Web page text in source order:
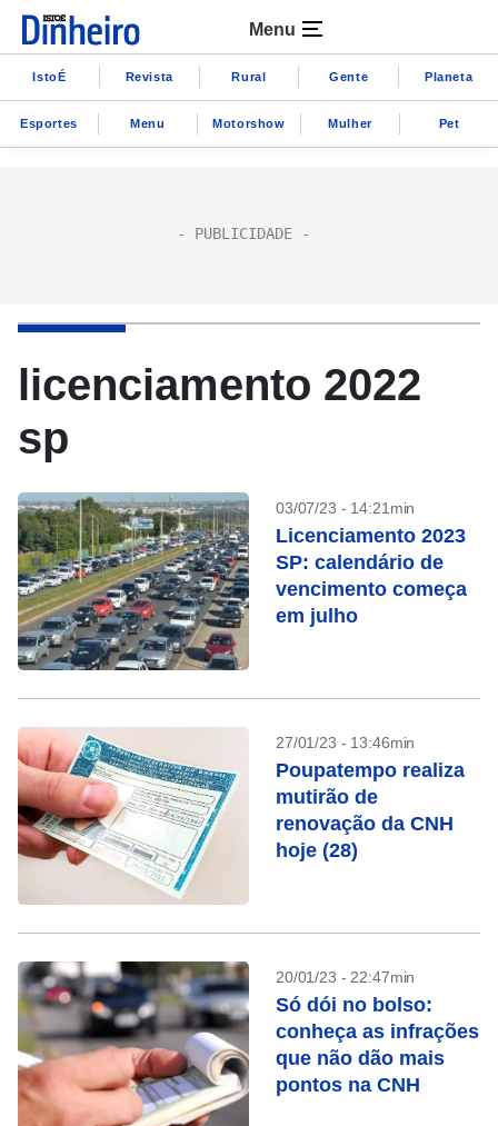
Menu
IstoÉ Revista Rural Gente Planeta
Esportes Menu Motorshow Mulher Pet
licenciamento 2022
sp
03/07/23 - 14:21min
Licenciamento 2023
SP: calendário de
vencimento começa
em julho
27/01/23 - 13:46min
Poupatempo realiza
mutirão de
renovação da CNH
hoje (28)
20/01/23 - 22:47min
Só dói no bolso:
conheça as infrações
que não dão mais
pontos na CNH